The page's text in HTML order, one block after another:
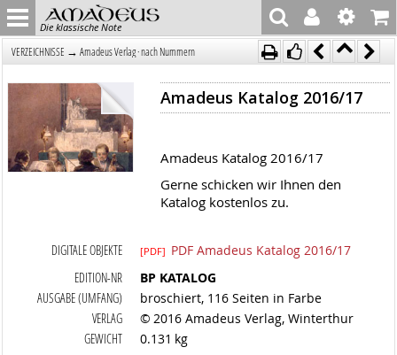
Die klassische Note
VERZEICHNISSE → Amadeus Verlag · nach Nummern
Amadeus Katalog 2016/17
Amadeus Katalog 2016/17
Gerne schicken wir Ihnen den
Katalog kostenlos zu.
DIGITALE OBJEKTE [PDF] PDF Amadeus Katalog 2016/17
EDITION-NR
BP KATALOG
AUSGABE (UMFANG)
broschiert, 116 Seiten in Farbe
VERLAG
© 2016 Amadeus Verlag, Winterthur
GEWICHT
0.131 kg